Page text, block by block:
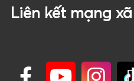
Liên kết mạng